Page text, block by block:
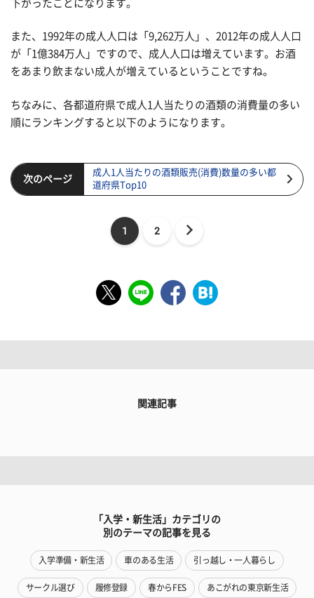
下がったことになります。
また、1992年の成人人口は「9,262万人」、2012年の成人人口
が「1億384万人」ですので、成人人口は増えています。お酒
をあまり飲まない成人が増えているということですね。
ちなみに、各都道府県で成人1人当たりの酒類の消費量の多い
順にランキングすると以下のようになります。
次のページ
成人1人当たりの酒類販売(消費)数量の多い都
道府県Top10
1 2
関連記事
「入学・新生活」カテゴリの
別のテーマの記事を見る
入学準備・新生活 車のある生活 引っ越し・一人暮らし
サークル選び 履修登録 春からFES あこがれの東京新生活